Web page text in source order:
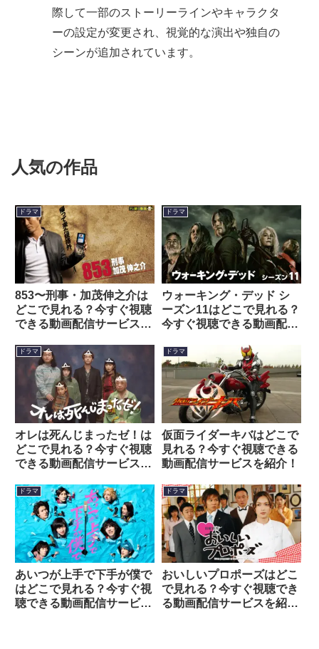
際して一部のストーリーラインやキャラクタ
ーの設定が変更され、視覚的な演出や独自の
シーンが追加されています。
人気の作品
ドラマ
853〜刑事・加茂伸之介は
どこで見れる？今すぐ視聴
できる動画配信サービスを
ドラマ
ウォーキング・デッド シ
ーズン11はどこで見れる？
今すぐ視聴できる動画配信
ドラマ
オレは死んじまったゼ！は
どこで見れる？今すぐ視聴
できる動画配信サービスを
ドラマ
仮面ライダーキバはどこで
見れる？今すぐ視聴できる
動画配信サービスを紹介！
ドラマ
あいつが上手で下手が僕で
はどこで見れる？今すぐ視
聴できる動画配信サービス
ドラマ
おいしいプロポーズはどこ
で見れる？今すぐ視聴でき
る動画配信サービスを紹